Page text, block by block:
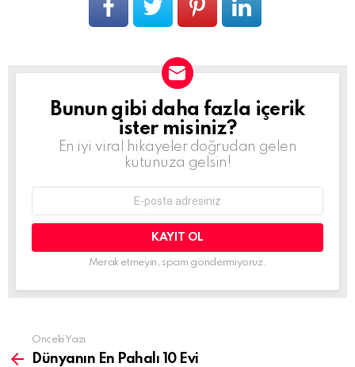
BÜLTEN
Bunun gibi daha fazla içerik
ister misiniz?
En iyi viral hikayeler doğrudan gelen
kutunuza gelsin!
adresi:
Merak etmeyin, spam göndermiyoruz.
Daha
fazla
Önceki Yazı
Dünyanın En Pahalı 10 Evi